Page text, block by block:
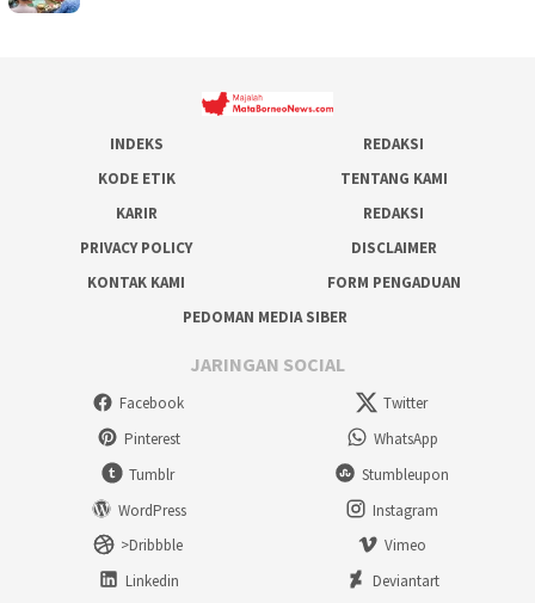
INDEKS
REDAKSI
KODE ETIK
TENTANG KAMI
KARIR
REDAKSI
PRIVACY POLICY
DISCLAIMER
KONTAK KAMI
FORM PENGADUAN
PEDOMAN MEDIA SIBER
JARINGAN SOCIAL
Facebook
Twitter
Pinterest
WhatsApp
Tumblr
Stumbleupon
WordPress
Instagram
>Dribbble
Vimeo
Linkedin
Deviantart